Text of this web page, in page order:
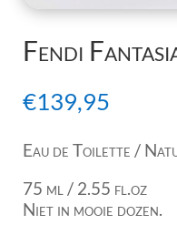
Fendi
€139,95
Eau de Toilette /
75 ml / 2.55 fl.oz
Niet in mooie dozen.